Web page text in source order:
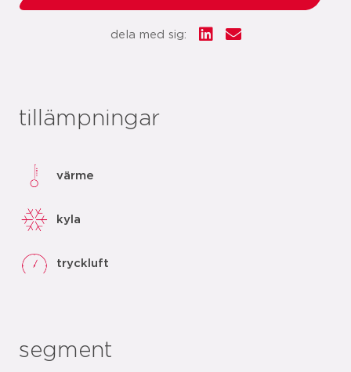
dela med sig:
tillämpningar
värme
kyla
tryckluft
segment